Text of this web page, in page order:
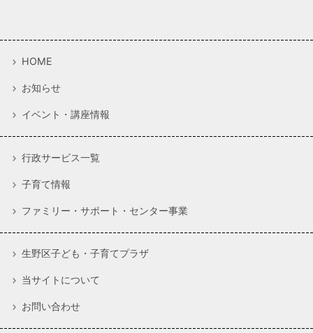
HOME
お知らせ
イベント・講座情報
行政サービス一覧
子育て情報
ファミリー・サポート・センター事業
生野区子ども・子育てプラザ
当サイトについて
お問い合わせ